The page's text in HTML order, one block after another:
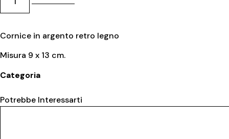
Cornice in argento retro legno
Misura 9 x 13 cm.
Categoria
Potrebbe Interessarti